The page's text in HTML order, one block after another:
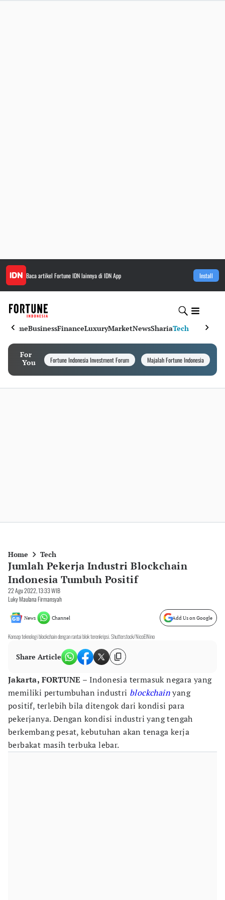
Baca artikel Fortune IDNlainnya di IDN App Install
HomeBusinessFinanceLuxuryMarketNewsShariaTech
For
You
Fortune Indonesia Investment Forum Majalah Fortune Indonesia
Home Tech
Jumlah Pekerja Industri Blockchain
Indonesia Tumbuh Positif
22 Agu 2022, 13:33 WIB
Luky Maulana Firmansyah
News Channel Add Us on Google
Konsep teknologi blockchain dengan rantai blok terenkripsi. Shutterstock/NicoElNino
Share Article
Jakarta, FORTUNE – Indonesia termasuk negara yang
memiliki pertumbuhan industri blockchain yang
positif, terlebih bila ditengok dari kondisi para
pekerjanya. Dengan kondisi industri yang tengah
berkembang pesat, kebutuhan akan tenaga kerja
berbakat masih terbuka lebar.